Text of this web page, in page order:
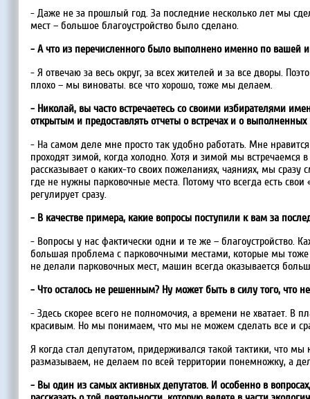
- Даже не за прошлый год. За последние несколько лет мы
мест – большое благоустройство было сделано.
- А что из перечисленного было выполнено именно по вашей
- Я отвечаю за весь округ, за всех жителей и за все дворы.
плохо – мы виноваты. все что хорошо, тоже мы делаем.
- Николай, вы часто встречаетесь со своими избирателями
открытым и предоставлять отчеты о встречах и о выполненных
- На самом деле мне просто так удобно работать. Мне
проходят зимой, когда холодно. Хотя и зимой мы
рассказывает о каких-то своих пожеланиях, чаяниях, мы
где не нужны парковочные места. Потому что всегда есть
регулирует сразу.
- В качестве примера, какие вопросы поступили к вам за
- Вопросы у нас фактически одни и те же – благоустройство.
большая проблема с парковочными местами, которые мы
не делали парковочных мест, машин всегда оказывается
- Что осталось не решенным? Ну может быть в силу того, что
- Здесь скорее всего не полномочия, а времени не хватает. В
красивым. Но мы понимаем, что мы не можем сделать все и
Я когда стал депутатом, придерживался такой тактики, что
размазываем, не делаем по всей территории понемножку, а
- Вы один из самых активных депутатов. И особенно в